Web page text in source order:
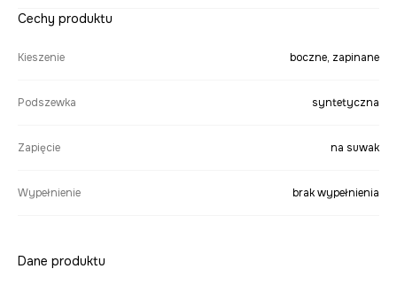
Cechy produktu
Kieszenie boczne, zapinane
Podszewka syntetyczna
Zapięcie na suwak
Wypełnienie brak wypełnienia
Dane produktu